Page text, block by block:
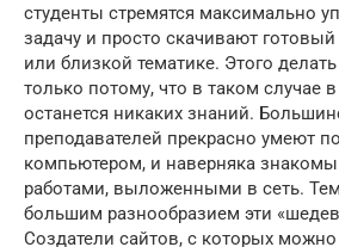
студенты стремятся максимально
задачу и просто скачивают
или близкой тематике. Этого
только потому, что в таком случае
останется никаких знаний.
преподавателей прекрасно умеют
компьютером, и наверняка
работами, выложенными в сеть.
большим разнообразием эти
Создатели сайтов, с которых